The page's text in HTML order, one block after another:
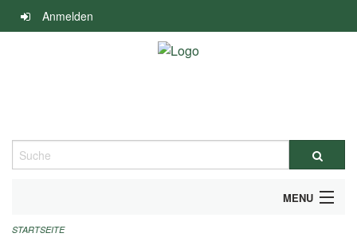
Navigation
überspringen
Anmelden
Suche
MENU
ALLGEMEINE INFORMATIONEN
STARTSEITE